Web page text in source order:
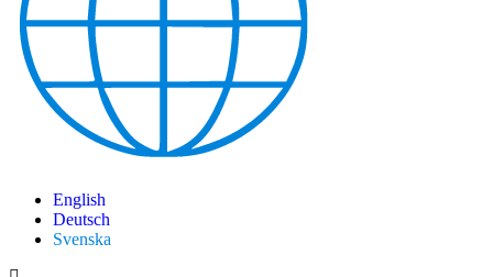
English
Deutsch
Svenska